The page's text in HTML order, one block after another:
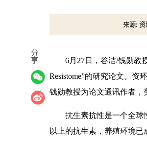
来源: 资
6月27日，谷洁/钱勋教
Resistome”的研究论文。资
钱勋教授为论文通讯作者，
抗生素抗性是一个全球
以上的抗生素，养殖环境
分
享